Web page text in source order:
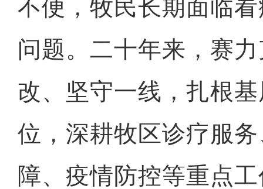
不便，牧民长期面临
问题。二十年来，赛
改、坚守一线，扎根
位，深耕牧区诊疗服
障、疫情防控等重点